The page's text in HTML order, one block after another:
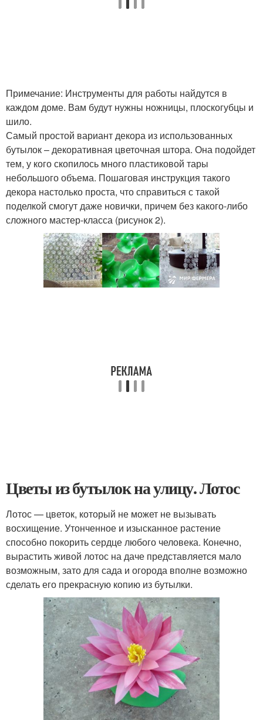
Примечание: Инструменты для работы найдутся в
каждом доме. Вам будут нужны ножницы, плоскогубцы и
шило.
Самый простой вариант декора из использованных
бутылок – декоративная цветочная штора. Она подойдет
тем, у кого скопилось много пластиковой тары
небольшого объема. Пошаговая инструкция такого
декора настолько проста, что справиться с такой
поделкой смогут даже новички, причем без какого-либо
сложного мастер-класса (рисунок 2).
Цветы из бутылок на улицу. Лотос
Лотос — цветок, который не может не вызывать
восхищение. Утонченное и изысканное растение
способно покорить сердце любого человека. Конечно,
вырастить живой лотос на даче представляется мало
возможным, зато для сада и огорода вполне возможно
сделать его прекрасную копию из бутылки.